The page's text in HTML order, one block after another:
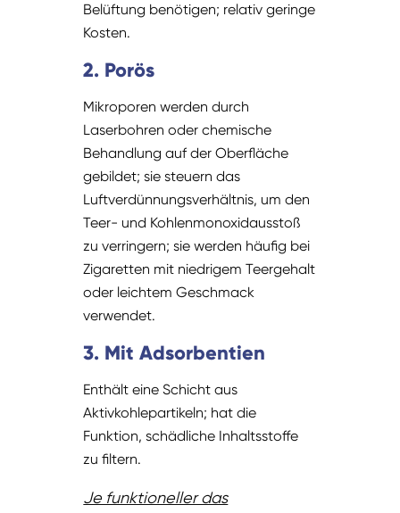
Belüftung benötigen; relativ geringe
Kosten.
2. Porös
Mikroporen werden durch
Laserbohren oder chemische
Behandlung auf der Oberfläche
gebildet; sie steuern das
Luftverdünnungsverhältnis, um den
Teer- und Kohlenmonoxidausstoß
zu verringern; sie werden häufig bei
Zigaretten mit niedrigem Teergehalt
oder leichtem Geschmack
verwendet.
3. Mit Adsorbentien
Enthält eine Schicht aus
Aktivkohlepartikeln; hat die
Funktion, schädliche Inhaltsstoffe
zu filtern.
Je funktioneller das